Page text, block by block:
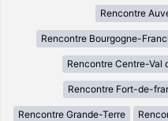
Rencontre
Rencontre Bourgogne-
Rencontre Centre-Val
Rencontre Fort-de-
Rencontre Grande-Terre